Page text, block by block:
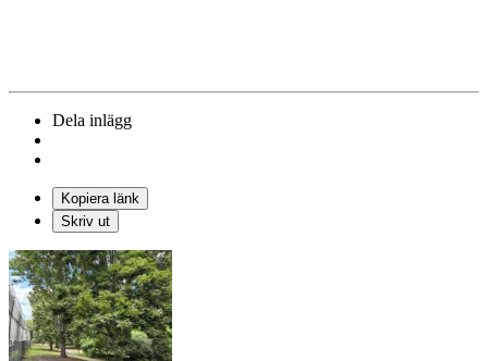
Dela inlägg
Kopiera länk
Skriv ut